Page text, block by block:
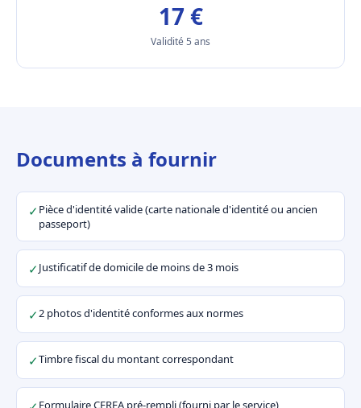
17 €
Validité 5 ans
Documents à fournir
✓ Pièce d'identité valide (carte nationale d'identité ou ancien
passeport)
✓Justificatif de domicile de moins de 3 mois
✓2 photos d'identité conformes aux normes
✓Timbre fiscal du montant correspondant
Formulaire CERFA pré-rempli (fourni par le service)